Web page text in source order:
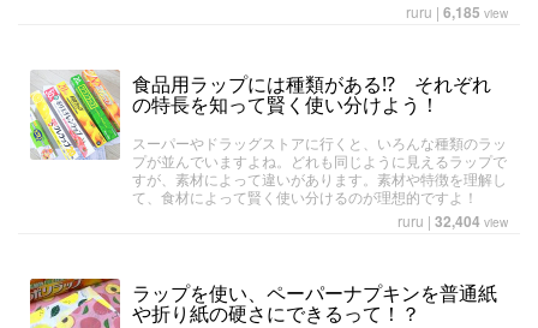
ruru | 6,185 view
食品用ラップには種類がある⁉ それぞれ
の特長を知って賢く使い分けよう！
スーパーやドラッグストアに行くと、いろんな種類のラッ
プが並んでいますよね。どれも同じように見えるラップで
すが、素材によって違いがあります。素材や特徴を理解し
て、食材によって賢く使い分けるのが理想的ですよ！
ruru | 32,404 view
ラップを使い、ペーパーナプキンを普通紙
や折り紙の硬さにできるって！？